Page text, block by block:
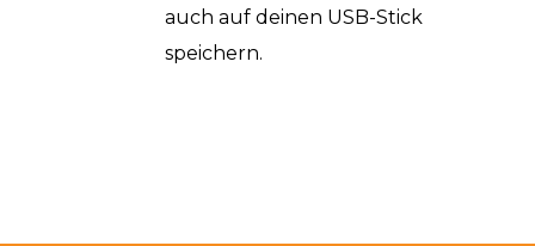
auch auf deinen USB-Stick
speichern.